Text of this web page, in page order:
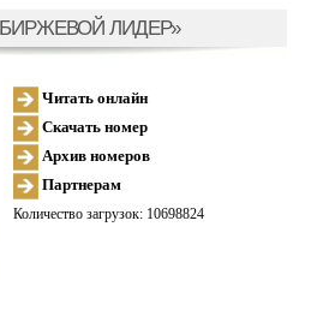
ЛИДЕР»
Читать онлайн
Скачать номер
Архив номеров
Партнерам
Количество загрузок: 10698824